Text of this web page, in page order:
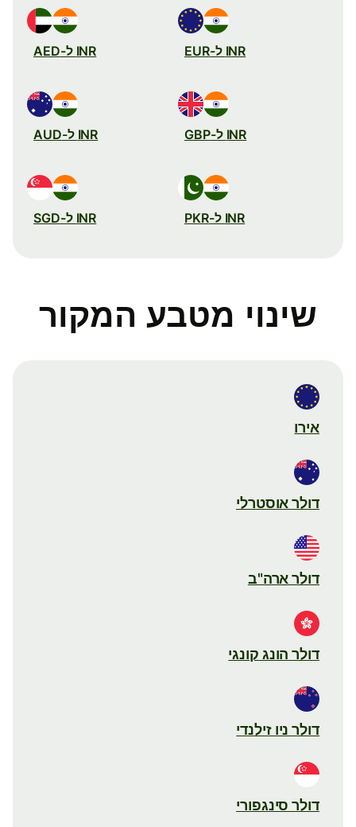
INR ל-EUR INR ל-AED
INR ל-GBP INR ל-AUD
INR ל-PKR INR ל-SGD
שינוי מטבע המקור
אירו
דולר אוסטרלי
דולר ארה"ב
דולר הונג קונגי
דולר ניו זילנדי
דולר סינגפורי